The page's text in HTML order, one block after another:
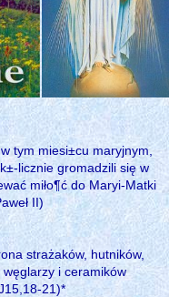
tym miesi±cu maryjnym,
licznie gromadzili się w
miło¶ć do Maryi-Matki
II)
strażaków, hutników,
i ceramików
21)*